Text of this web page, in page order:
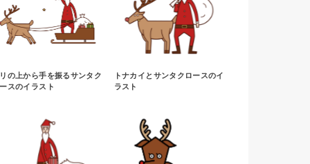
の上から手を振るサンタク
スのイラスト
トナカイとサンタクロースのイ
ラスト